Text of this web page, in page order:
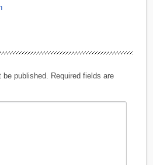
published.
Required fields are